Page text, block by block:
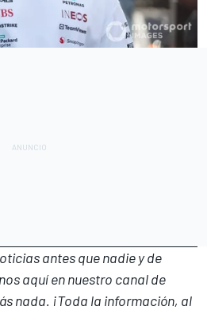
antes que nadie y de
aquí en nuestro canal de
nada. ¡Toda la información, al